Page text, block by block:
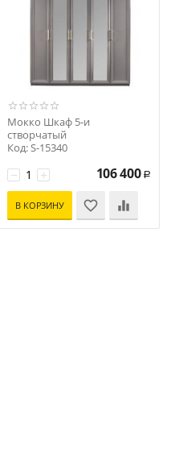
Мокко Шкаф 5-и
створчатый
Код: S-15340
+
− 106 400 Р
В КОРЗИНУ